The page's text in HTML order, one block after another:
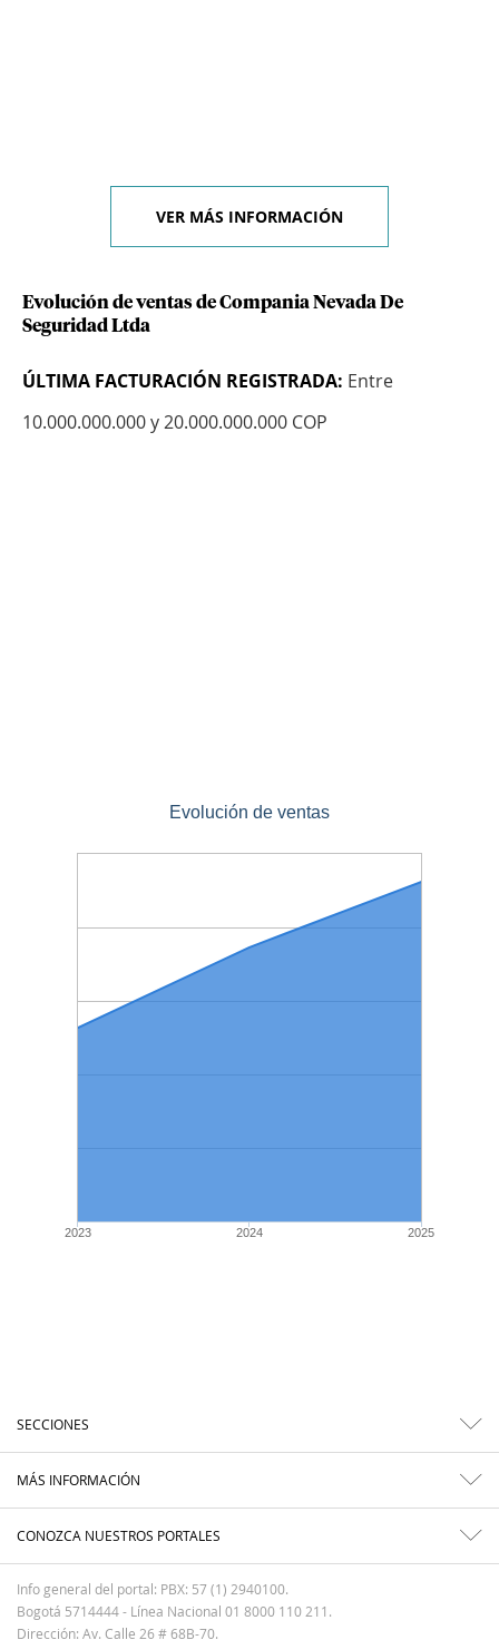
VER MÁS INFORMACIÓN
Evolución de ventas de Compania Nevada De
Seguridad Ltda
ÚLTIMA FACTURACIÓN REGISTRADA: Entre
10.000.000.000 y 20.000.000.000 COP
Evolución de ventas
2023 2024 2025
SECCIONES
MÁS INFORMACIÓN
CONOZCA NUESTROS PORTALES
Info general del portal: PBX: 57 (1) 2940100.
Bogotá 5714444 - Línea Nacional 01 8000 110 211.
Dirección: Av. Calle 26 # 68B-70.